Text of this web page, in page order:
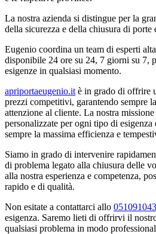
La nostra azienda si distingue per la
della sicurezza e della chiusura di porte
Eugenio coordina un team di esperti
disponibile 24 ore su 24, 7 giorni su 7,
esigenze in qualsiasi momento.
apriportaeugenio.it è in grado di offrire
prezzi competitivi, garantendo sempre
attenzione al cliente. La nostra
personalizzate per ogni tipo di esigenza
sempre la massima efficienza e
Siamo in grado di intervenire
di problema legato alla chiusura delle
alla nostra esperienza e competenza,
rapido e di qualità.
Non esitate a contattarci allo
esigenza. Saremo lieti di offrirvi il
qualsiasi problema in modo